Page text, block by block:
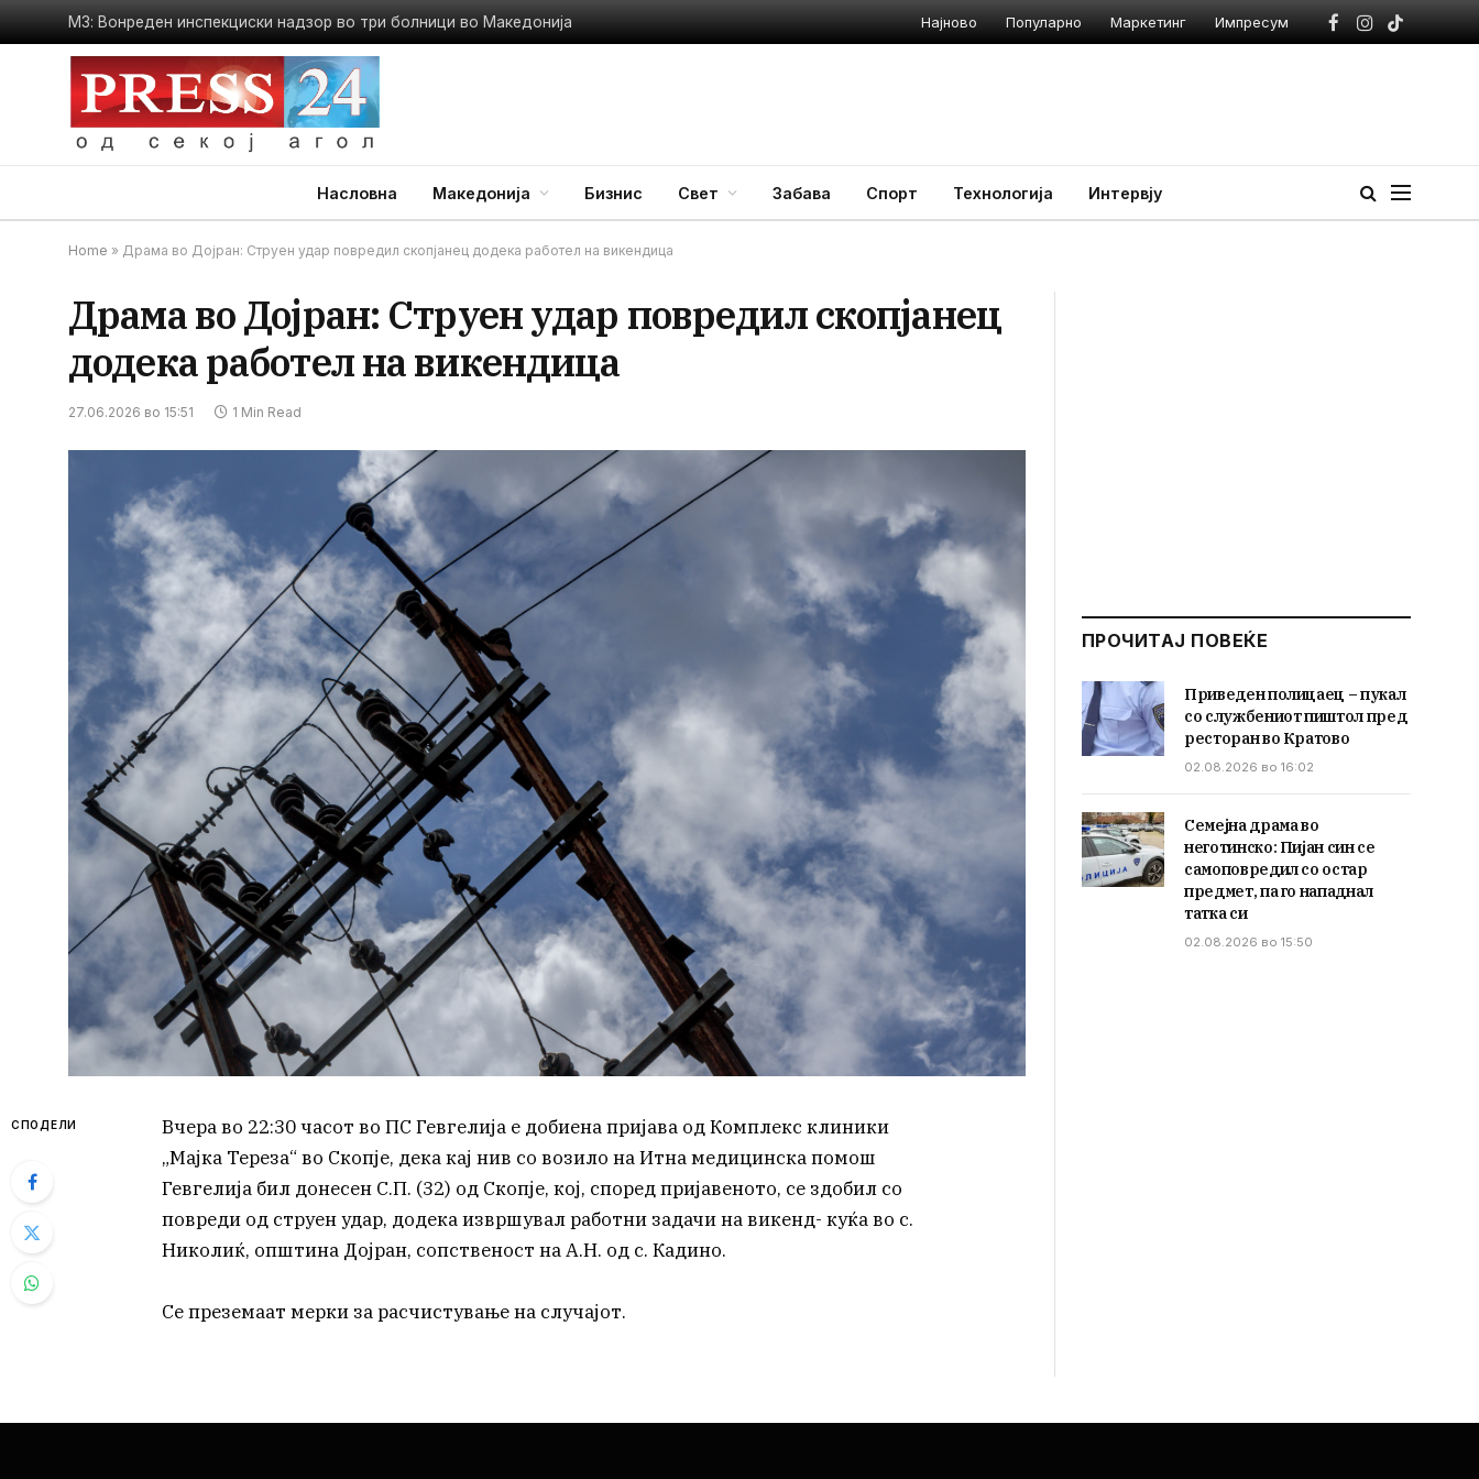
МЗ: Вонреден инспекциски надзор во три болници во Македонија Најново Популарно Маркетинг Импресум
Facebook
Instagram
TikTok
Насловна Македонија Бизнис Свет Забава Спорт Технологија Интервју
Home » Драма во Дојран: Струен удар повредил скопјанец додека работел на викендица
Драма во Дојран: Струен удар повредил скопјанец
додека работел на викендица
27.06.2026 во 15:51 1 Min Read
СПОДЕЛИ
Вчера во 22:30 часот во ПС Гевгелија е добиена пријава од Комплекс клиники
„Мајка Тереза“ во Скопје, дека кај нив со возило на Итна медицинска помош
Гевгелија бил донесен С.П. (32) од Скопје, кој, според пријавеното, се здобил со
повреди од струен удар, додека извршувал работни задачи на викенд- куќа во с.
Николиќ, општина Дојран, сопственост на А.Н. од с. Кадино.
Се преземаат мерки за расчистување на случајот.
ПРОЧИТАЈ ПОВЕЌЕ
Приведен полицаец – пукал
со службениот пиштол пред
ресторан во Кратово
02.08.2026 во 16:02
Семејна драма во
неготинско: Пијан син се
самоповредил со остар
предмет, па го нападнал
татка си
02.08.2026 во 15:50